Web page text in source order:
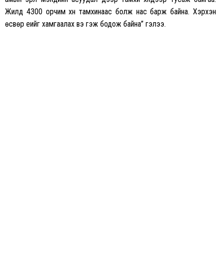
Жилд 4300 орчим хүн тамхинаас болж нас барж байна. Хэрхэн
өсвөр үеийг хамгаалах вэ гэж бодож байна” гэлээ.